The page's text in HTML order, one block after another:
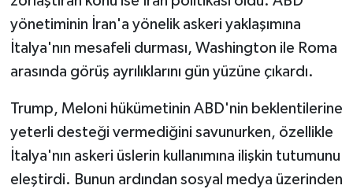
yönetiminin İran'a yönelik askeri yaklaşımına
İtalya'nın mesafeli durması, Washington ile Roma
arasında görüş ayrılıklarını gün yüzüne çıkardı.
Trump, Meloni hükümetinin ABD'nin beklentilerine
yeterli desteği vermediğini savunurken, özellikle
İtalya'nın askeri üslerin kullanımına ilişkin tutumunu
eleştirdi. Bunun ardından sosyal medya üzerinden